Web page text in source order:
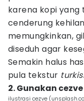
karena kopi yang
cenderung
memungkinkan,
diseduh agar
Semakin halus
pula tekstur
2. Gunakan
ilustrasi cezve